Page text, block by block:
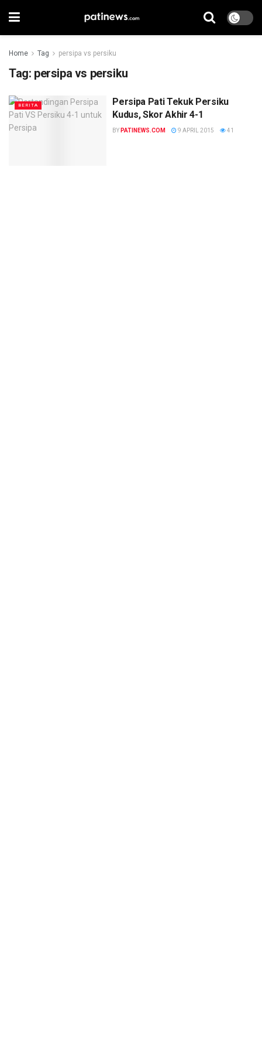
Home Tag persipa vs persiku
Tag: persipa vs persiku
BERITA
Persipa Pati Tekuk Persiku
Kudus, Skor Akhir 4-1
BY PATINEWS.COM 9 APRIL 2015 41